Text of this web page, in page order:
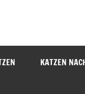
KATZEN